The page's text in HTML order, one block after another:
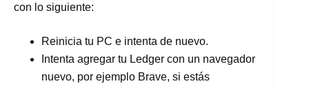
con lo siguiente:
Reinicia tu PC e intenta de nuevo.
Intenta agregar tu Ledger con un navegador
nuevo, por ejemplo Brave, si estás